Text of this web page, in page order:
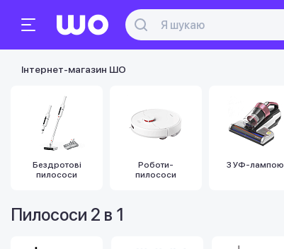
Інтернет-магазин ШО
Бездротові
пилососи
Роботи-
пилососи
З УФ-лампою
Пилососи 2 в 1